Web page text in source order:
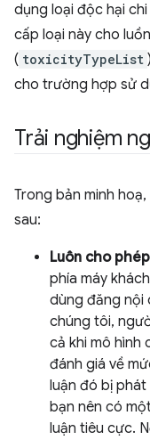
dụng loại độc hại
cấp loại này cho
( toxicityTypeList
cho trường hợp sử
Trải nghiệm
Trong bản minh
sau:
Luôn cho
phía máy
dùng đăng nội
chúng tôi,
cả khi mô hình
đánh giá về
luận đó bị phát
bạn nên có
luận tiêu cực.